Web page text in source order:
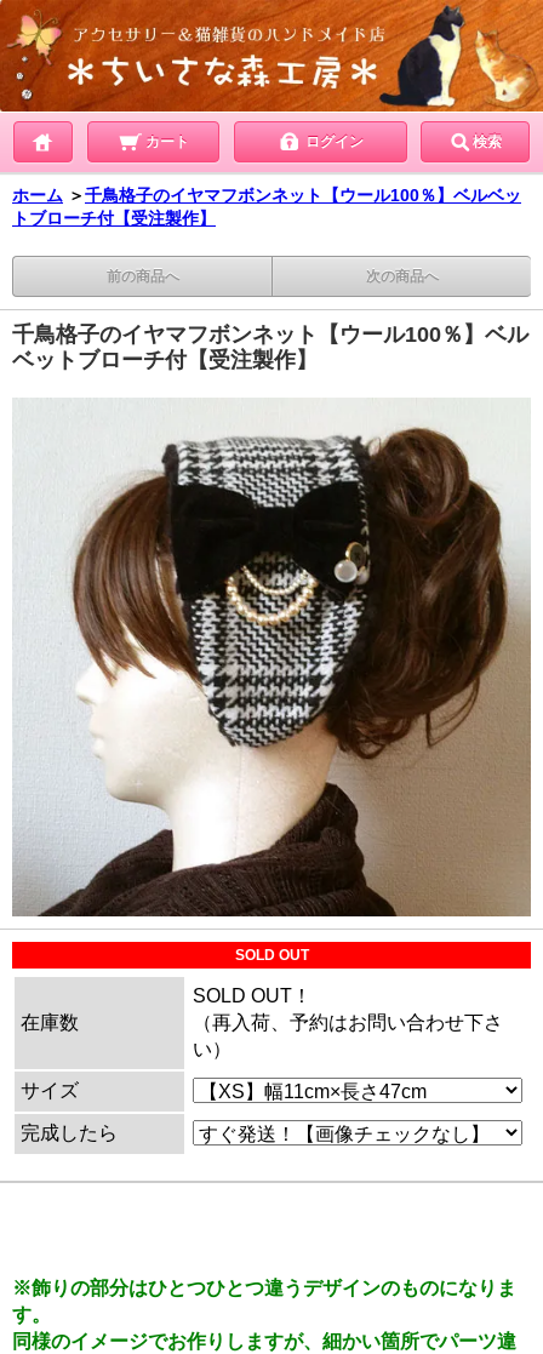
カート ログイン 検索
ホーム ＞千鳥格子のイヤマフボンネット【ウール100％】ベルベッ
トブローチ付【受注製作】
前の商品へ 次の商品へ
千鳥格子のイヤマフボンネット【ウール100％】ベル
ベットブローチ付【受注製作】
SOLD OUT
在庫数
SOLD OUT！
（再入荷、予約はお問い合わせ下さ
い）
サイズ
完成したら
※飾りの部分はひとつひとつ違うデザインのものになりま
す。
同様のイメージでお作りしますが、細かい箇所でパーツ違